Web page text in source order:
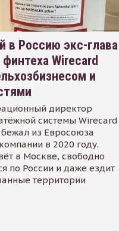
в Россию экс-глава
Wirecard
и
директор
системы Wirecard
из Евросоюза
в 2020 году.
в Москве, свободно
по России и даже ездит
территории